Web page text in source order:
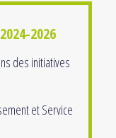
2024-2026
des initiatives
et Service